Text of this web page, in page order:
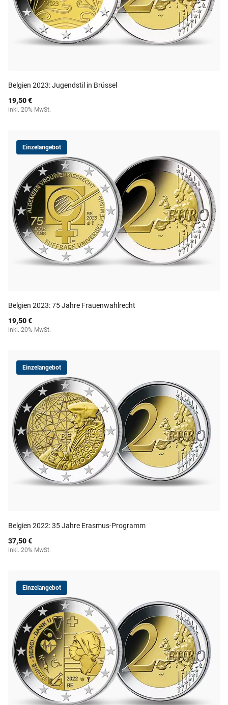
Belgien 2023: Jugendstil in Brüssel
19,50 €
inkl. 20% MwSt.
Einzelangebot
Belgien 2023: 75 Jahre Frauenwahlrecht
19,50 €
inkl. 20% MwSt.
Einzelangebot
Belgien 2022: 35 Jahre Erasmus-Programm
37,50 €
inkl. 20% MwSt.
Einzelangebot